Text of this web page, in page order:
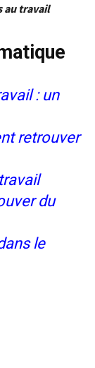
au travail
: un
retrouver
du
le